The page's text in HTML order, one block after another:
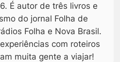
É autor de três livros e
do jornal Folha de
Folha e Nova Brasil.
com roteiros
muita gente a viajar!